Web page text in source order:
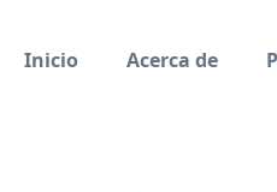
Inicio
Acerca de